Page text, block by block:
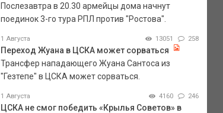
Послезавтра в 20.30 армейцы дома начнут
поединок 3-го тура РПЛ против "Ростова".
1 Августа 13051 258
Переход Жуана в ЦСКА может сорваться
Трансфер нападающего Жуана Сантоса из
"Гезтепе" в ЦСКА может сорваться.
1 Августа 4160 246
ЦСКА не смог победить «Крылья Советов» в